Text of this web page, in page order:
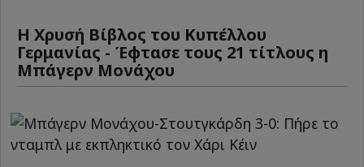
Η Χρυσή Βίβλος του Κυπέλλου
Γερμανίας - Έφτασε τους 21 τίτλους η
Μπάγερν Μονάχου